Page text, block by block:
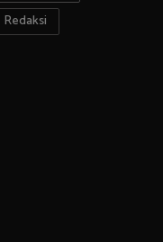
Redaksi